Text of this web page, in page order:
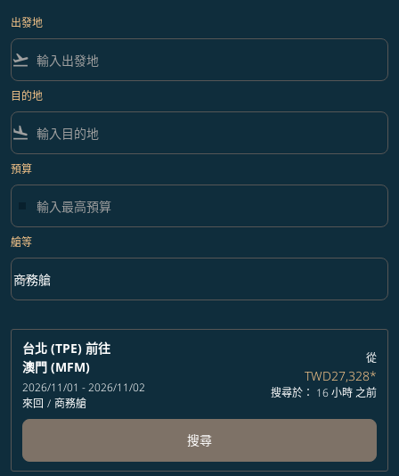
出發地
flight_takeoff
目的地
flight_land
預算
艙等
艙等 option 商務艙 Selected
商務艙
keyboard_arrow_down
台北 (TPE) 前往
澳門 (MFM)
2026/11/01 - 2026/11/02
來回 / 商務艙
從
TWD27,328*
搜尋於： 16 小時 之前
搜尋